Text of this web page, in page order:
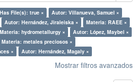
Has File(s): true ×
Autor: Villanueva, Samuel ×
Autor: Hernández, Jiraleiska ×
Materia: RAEE ×
Materia: hydrometallurgy ×
Autor: López, Maybel ×
Materia: metales preciosos ×
×
Autor: Hernández, Magaly ×
Mostrar filtros avanzados